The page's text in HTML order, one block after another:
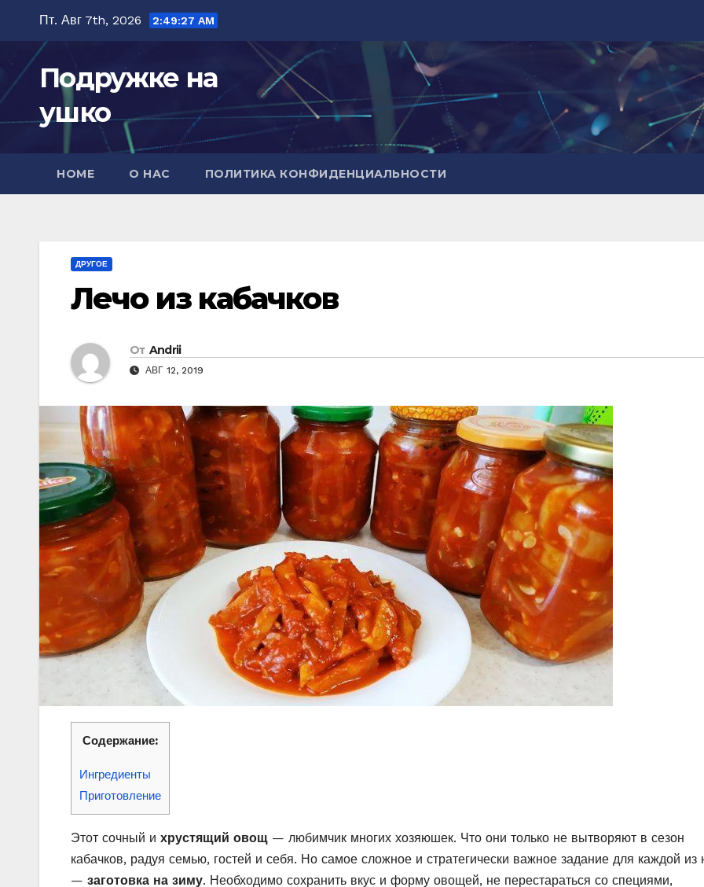
содержимому
Пт. Авг 7th, 2026 2:49:29 AM
Подружке на
ушко
HOME О НАС ПОЛИТИКА КОНФИДЕНЦИАЛЬНОСТИ
ДРУГОЕ
Лечо из кабачков
От Andrii
АВГ 12, 2019
Содержание:
Ингредиенты
Приготовление
Этот сочный и хрустящий овощ — любимчик многих хозяюшек. Что они только не вытворяют в сезон
кабачков, радуя семью, гостей и себя. Но самое сложное и стратегически важное задание для каждой из
— заготовка на зиму. Необходимо сохранить вкус и форму овощей, не перестараться со специями,